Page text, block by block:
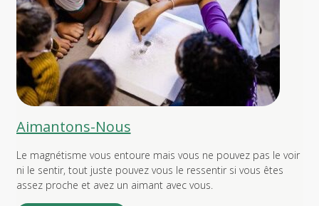
Aimantons-Nous
Le magnétisme vous entoure mais vous ne pouvez pas le voir
ni le sentir, tout juste pouvez vous le ressentir si vous êtes
assez proche et avez un aimant avec vous.